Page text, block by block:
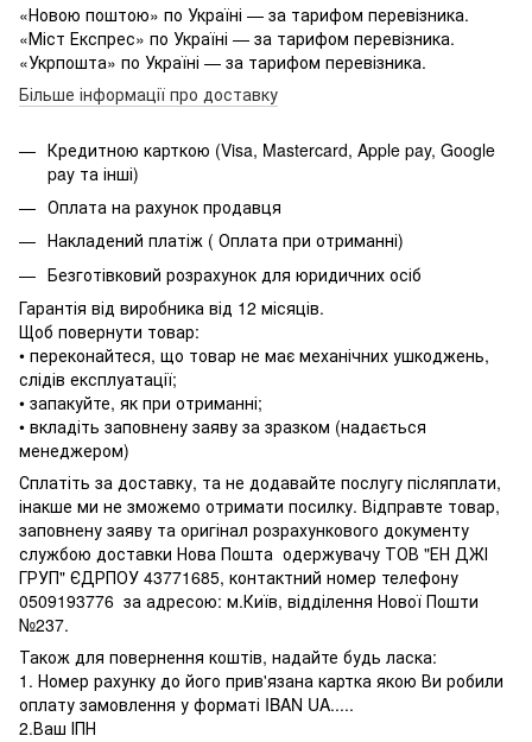
«Новою поштою» по Україні — за тарифом перевізника.
«Міст Експрес» по Україні — за тарифом перевізника.
«Укрпошта» по Україні — за тарифом перевізника.
Більше інформації про доставку
Кредитною карткою (Visa, Mastercard, Apple pay, Google
pay та інші)
Оплата на рахунок продавця
Накладений платіж ( Оплата при отриманні)
Безготівковий розрахунок для юридичних осіб
Гарантія від виробника від 12 місяців.
Щоб повернути товар:
• переконайтеся, що товар не має механічних ушкоджень,
слідів експлуатації;
• запакуйте, як при отриманні;
• вкладіть заповнену заяву за зразком (надається
менеджером)
Сплатіть за доставку, та не додавайте послугу післяплати,
інакше ми не зможемо отримати посилку. Відправте товар,
заповнену заяву та оригінал розрахункового документу
службою доставки Нова Пошта одержувачу ТОВ "ЕН ДЖІ
ГРУП" ЄДРПОУ 43771685, контактний номер телефону
0509193776 за адресою: м.Київ, відділення Нової Пошти
№237.
Також для повернення коштів, надайте будь ласка:
1. Номер рахунку до його прив'язана картка якою Ви робили
оплату замовлення у форматі IBAN UA.....
2.Ваш ІПН